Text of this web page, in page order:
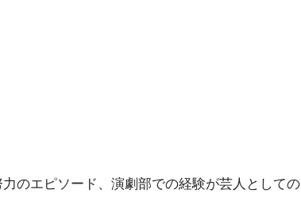
のエピソード、演劇部での経験が芸人としての